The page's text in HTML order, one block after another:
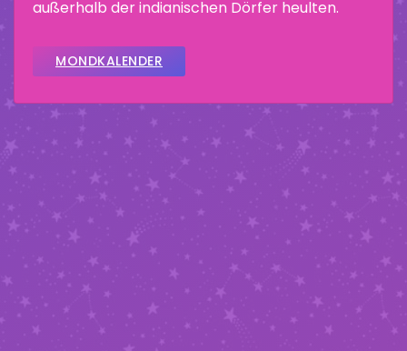
außerhalb der indianischen Dörfer heulten.
MONDKALENDER